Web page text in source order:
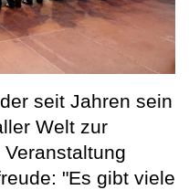
seit Jahren sein
Welt zur
"Es gibt viele